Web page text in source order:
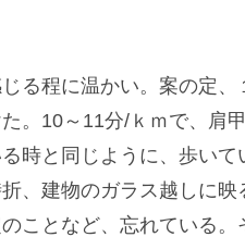
る程に温かい。案の定
。10～11分/ｋｍで、肩
時と同じように、歩いて
、建物のガラス越しに映
ことなど、忘れている